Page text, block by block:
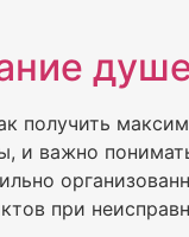
получить
и важно
при